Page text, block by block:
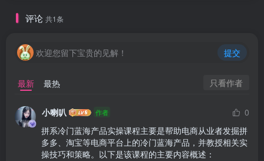
评论 共1条
欢迎您留下宝贵的见解！ 提交
最新 最热 只看作者
小喇叭 作者
0
拼系冷门蓝海产品实操课程主要是帮助电商从业者发掘拼
多多、淘宝等电商平台上的冷门蓝海产品，并教授相关实
操技巧和策略。以下是该课程的主要内容概述：